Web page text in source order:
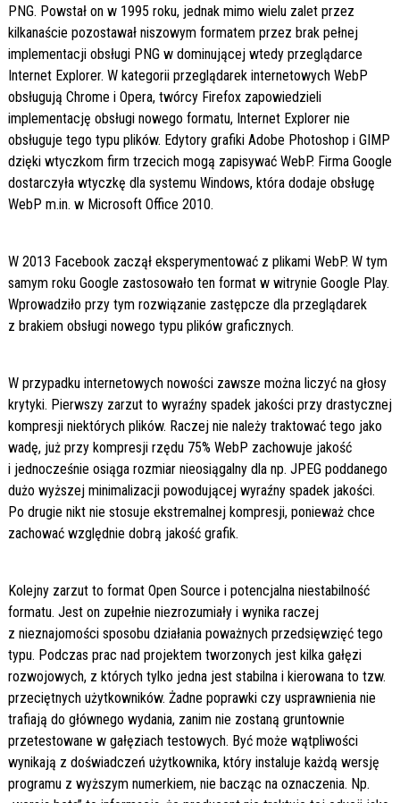
PNG. Powstał on w 1995 roku, jednak mimo wielu zalet przez
kilkanaście pozostawał niszowym formatem przez brak pełnej
implementacji obsługi PNG w dominującej wtedy przeglądarce
Internet Explorer. W kategorii przeglądarek internetowych WebP
obsługują Chrome i Opera, twórcy Firefox zapowiedzieli
implementację obsługi nowego formatu, Internet Explorer nie
obsługuje tego typu plików. Edytory grafiki Adobe Photoshop i GIMP
dzięki wtyczkom firm trzecich mogą zapisywać WebP. Firma Google
dostarczyła wtyczkę dla systemu Windows, która dodaje obsługę
WebP m.in. w Microsoft Office 2010.
W 2013 Facebook zaczął eksperymentować z plikami WebP. W tym
samym roku Google zastosowało ten format w witrynie Google Play.
Wprowadziło przy tym rozwiązanie zastępcze dla przeglądarek
z brakiem obsługi nowego typu plików graficznych.
W przypadku internetowych nowości zawsze można liczyć na głosy
krytyki. Pierwszy zarzut to wyraźny spadek jakości przy drastycznej
kompresji niektórych plików. Raczej nie należy traktować tego jako
wadę, już przy kompresji rzędu 75% WebP zachowuje jakość
i jednocześnie osiąga rozmiar nieosiągalny dla np. JPEG poddanego
dużo wyższej minimalizacji powodującej wyraźny spadek jakości.
Po drugie nikt nie stosuje ekstremalnej kompresji, ponieważ chce
zachować względnie dobrą jakość grafik.
Kolejny zarzut to format Open Source i potencjalna niestabilność
formatu. Jest on zupełnie niezrozumiały i wynika raczej
z nieznajomości sposobu działania poważnych przedsięwzięć tego
typu. Podczas prac nad projektem tworzonych jest kilka gałęzi
rozwojowych, z których tylko jedna jest stabilna i kierowana to tzw.
przeciętnych użytkowników. Żadne poprawki czy usprawnienia nie
trafiają do głównego wydania, zanim nie zostaną gruntownie
przetestowane w gałęziach testowych. Być może wątpliwości
wynikają z doświadczeń użytkownika, który instaluje każdą wersję
programu z wyższym numerkiem, nie bacząc na oznaczenia. Np.